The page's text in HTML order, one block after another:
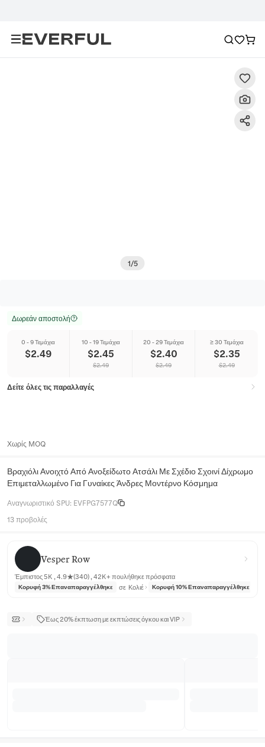
1/5
Δωρεάν αποστολή
0 - 9 Τεμάχια
$2.49
10 - 19 Τεμάχια
$2.45
$2.49
20 - 29 Τεμάχια
$2.40
$2.49
≥ 30 Τεμάχια
$2.35
$2.49
Δείτε όλες τις παραλλαγές
Χωρίς MOQ
Βραχιόλι Ανοιχτό Από Ανοξείδωτο Ατσάλι Με Σχέδιο Σχοινί Δίχρωμο
Επιμεταλλωμένο Για Γυναίκες Άνδρες Μοντέρνο Κόσμημα
Αναγνωριστικό SPU: EVFPG7577Q
13 προβολές
Vesper Row
Vesper Row
Έμπιστος 5K , 4.9★(340) , 42K+ πουλήθηκε πρόσφατα
Κορυφή 3% Επαναπαραγγέλθηκε σε Κολιέ Κορυφή 10% Επαναπαραγγέλθηκε
Έως 20% έκπτωση με εκπτώσεις όγκου και VIP